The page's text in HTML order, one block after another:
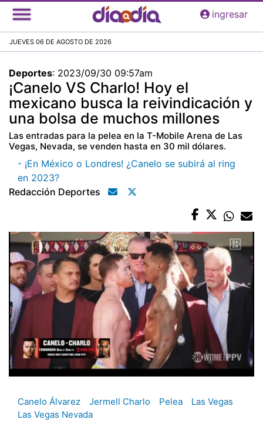
Pasar
al
principal
ingresar
JUEVES 06 DE AGOSTO DE 2026
Deportes: 2023/09/30 09:57am
¡Canelo VS Charlo! Hoy el
mexicano busca la reivindicación y
una bolsa de muchos millones
Las entradas para la pelea en la T-Mobile Arena de Las
Vegas, Nevada, se venden hasta en 30 mil dólares.
- ¡En México o Londres! ¿Canelo se subirá al ring
en 2023?
Redacción Deportes
Canelo Álvarez Jermell Charlo Pelea
Las Vegas
Las Vegas Nevada